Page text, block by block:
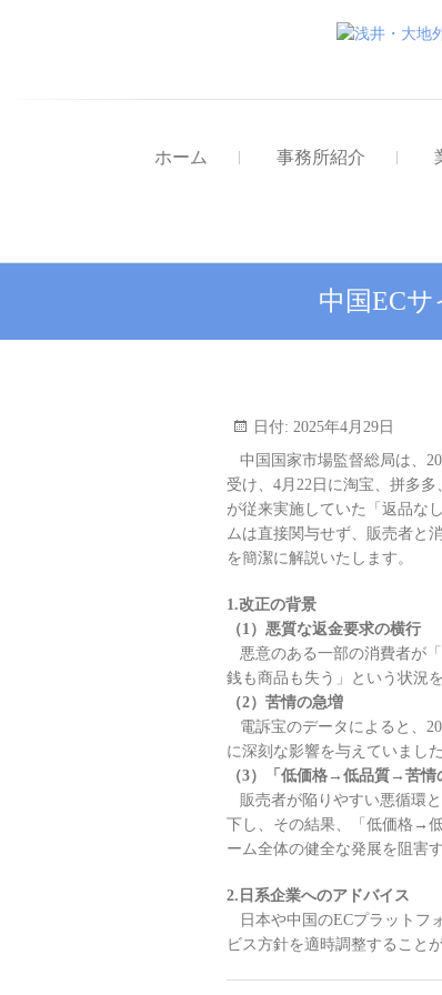
ホーム 事務所紹介
中国EC
日付: 2025年4月29日
中国国家市場監督総局は、
受け、4月22日に淘宝、拼多
が従来実施していた「返品な
ムは直接関与せず、販売者と
を簡潔に解説いたします。
1.改正の背景
（1）悪質な返金要求の横行
悪意のある一部の消費者が
銭も商品も失う」という状況
（2）苦情の急増
電訴宝のデータによると、
に深刻な影響を与えていました
（3）「低価格→低品質→苦
販売者が陥りやすい悪循環
下し、その結果、「低価格→
ーム全体の健全な発展を阻害
2.日系企業へのアドバイス
日本や中国のECプラットフ
ビス方針を適時調整すること